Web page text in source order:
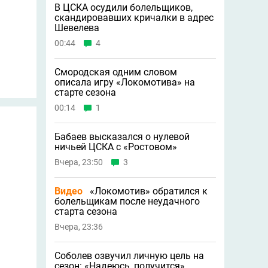
В ЦСКА осудили болельщиков,
скандировавших кричалки в адрес
Шевелева
00:44 4
Смородская одним словом
описала игру «Локомотива» на
старте сезона
00:14 1
Бабаев высказался о нулевой
ничьей ЦСКА с «Ростовом»
Вчера, 23:50 3
Видео
«Локомотив» обратился к
болельщикам после неудачного
старта сезона
Вчера, 23:36
Соболев озвучил личную цель на